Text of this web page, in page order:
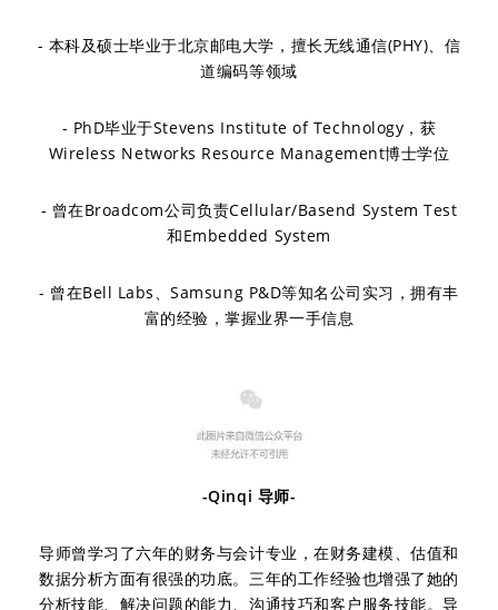
- 本科及硕士毕业于北京邮电大学，擅长无线通信(PHY)、信
道编码等领域
- PhD毕业于Stevens Institute of Technology，获
Wireless Networks Resource Management博士学位
- 曾在Broadcom公司负责Cellular/Basend System Test
和Embedded System
- 曾在Bell Labs、Samsung P&D等知名公司实习，拥有丰
富的经验，掌握业界一手信息
-Qinqi 导师-
导师曾学习了六年的财务与会计专业，在财务建模、估值和
数据分析方面有很强的功底。三年的工作经验也增强了她的
分析技能、解决问题的能力、沟通技巧和客户服务技能。导